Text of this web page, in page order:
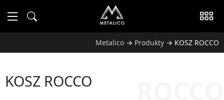
Metalico → Produkty → KOSZ ROCCO
KOSZ ROCCO